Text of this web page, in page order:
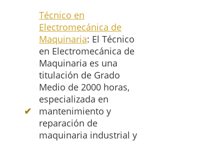
Técnico en
Electromecánica de
Maquinaria: El Técnico
en Electromecánica de
Maquinaria es una
titulación de Grado
Medio de 2000 horas,
especializada en
mantenimiento y
reparación de
maquinaria industrial y